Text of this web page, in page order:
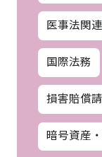
医事法関連
国際法務
損害賠償
暗号資産